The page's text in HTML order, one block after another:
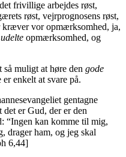
frivillige arbejdes røst,
røst, vejrprognosens røst,
kræver vor opmærksomhed, ja,
udelte opmærksomhed, og
muligt at høre den gode
enkelt at svare på.
gentagne
det er Gud, der er den
“Ingen kan komme til mig,
drager ham, og jeg skal
6,44]